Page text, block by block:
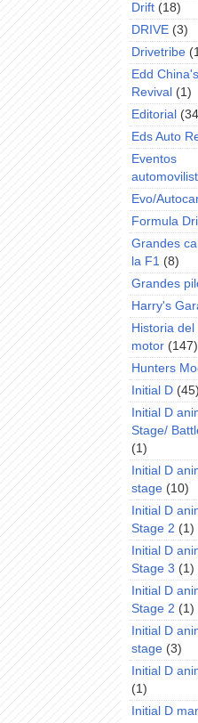
Drift (18)
DRIVE (3)
Drivetribe
Edd
Revival (1)
Editorial
Eds Auto
Eventos
Evo/
Formula
Grandes
la F1 (8)
Grandes
Harry's
Historia
motor (147)
Hunters
Initial D
Initial D
Stage/
(1)
Initial D
stage (10)
Initial D
Stage 2 (1)
Initial D
Stage 3 (1)
Initial D
Stage 2 (1)
Initial D
stage (3)
Initial D
(1)
Initial D